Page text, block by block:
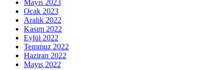
Mayıs 2023
Ocak 2023
Aralık 2022
Kasım 2022
Eylül 2022
Temmuz 2022
Haziran 2022
Mayıs 2022